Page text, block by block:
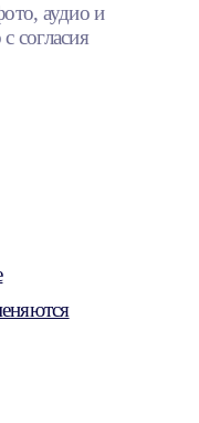
аудио и
согласия